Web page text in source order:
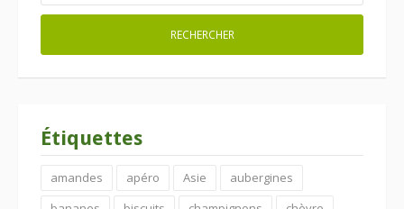
Étiquettes
amandes apéro Asie
aubergines